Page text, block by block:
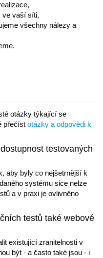
ve vaší síti,
všechny nálezy a
otázky týkající se
přečíst otázky a odpovědi k
testovaných
aby byly co nejšetrnější k
systému sice nelze
a v praxi je ovlivněno
testů také webové
existující zranitelnosti v
být - a často také jsou - i